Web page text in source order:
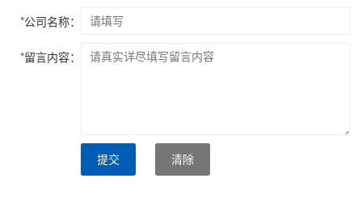
*公司名称：
*留言内容：
提交 清除